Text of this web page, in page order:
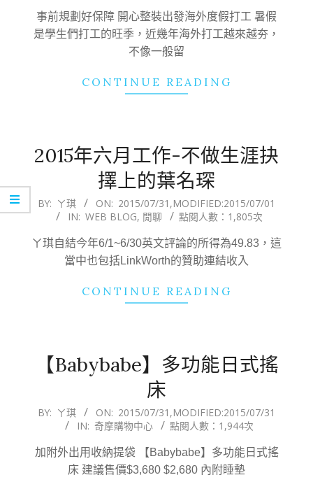
31
事前規劃好保障 開心整裝出發海外度假打工 暑假
是學生們打工的旺季，近幾年海外打工越來越夯，
不像一般留
CONTINUE READING
2015年六月工作-不做生涯抉
擇上的葉名琛
2015-
31
BY: ㄚ琪 ON: 2015/07/31 ,MODIFIED:2015/07/01
IN: WEB BLOG, 閒聊 點閱人數：1,805次
ㄚ琪自結今年6/1~6/30英文評論的所得為49.83，這
當中也包括LinkWorth的贊助連結收入
CONTINUE READING
【Babybabe】多功能日式搖
床
2015-
31
BY: ㄚ琪 ON: 2015/07/31 ,MODIFIED:2015/07/31
IN: 奇摩購物中心 點閱人數：1,944次
加附外出用收納提袋 【Babybabe】多功能日式搖
床 建議售價$3,680 $2,680 內附睡墊